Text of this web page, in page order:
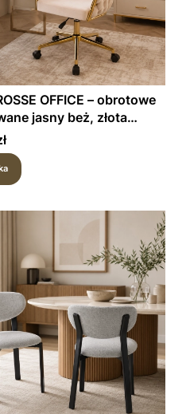
OFFICE – obrotowe
jasny beż, złota
na kółkach